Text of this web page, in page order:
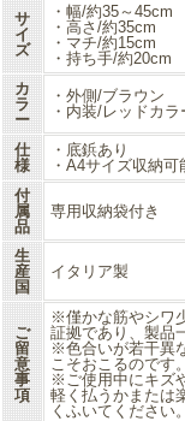
サ
イ
ズ
・幅/約35～45cm
・高さ/約35cm
・マチ/約15cm
・持ち手/約20cm
カ
ラ
ー
・外側/ブラウン
・内装/レッドカラ
仕
様
・底鋲あり
・A4サイズ収納可
付
属
品
専用収納袋付き
生
産
国
イタリア製
ご
留
意
事
項
※僅かな筋やシワ
証拠であり、製品
※色合いが若干異
こそおこるのです。
※ご使用中にキズ
軽く払うかまたは
くふいてください。